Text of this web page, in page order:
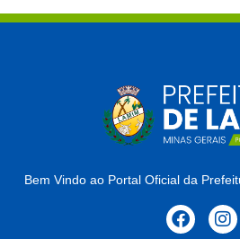
Bem Vindo ao Portal Oficial da